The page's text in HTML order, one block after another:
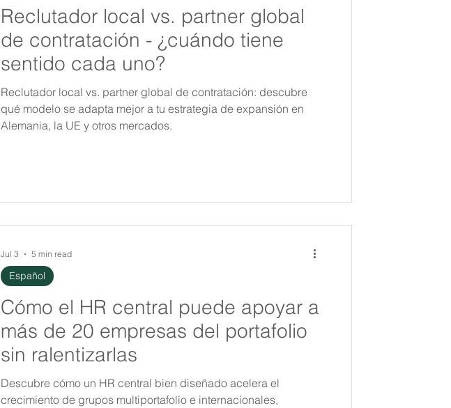
Reclutador local vs. partner global
de contratación - ¿cuándo tiene
sentido cada uno?
Reclutador local vs. partner global de contratación: descubre
qué modelo se adapta mejor a tu estrategia de expansión en
Alemania, la UE y otros mercados.
Cómo el HR central puede apoyar a
más de 20 empresas del portafolio
sin ralentizarlas
Descubre cómo un HR central bien diseñado acelera el
crecimiento de grupos multiportafolio e internacionales,
Español
Jul 3 5 min read